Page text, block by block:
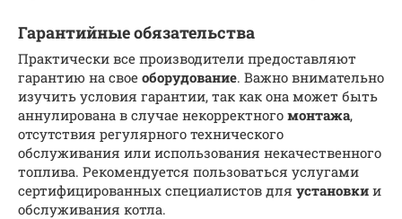
Гарантийные обязательства
Практически все производители предоставляют
гарантию на свое оборудование. Важно внимательно
изучить условия гарантии, так как она может быть
аннулирована в случае некорректного монтажа,
отсутствия регулярного технического
обслуживания или использования некачественного
топлива. Рекомендуется пользоваться услугами
сертифицированных специалистов для установки и
обслуживания котла.